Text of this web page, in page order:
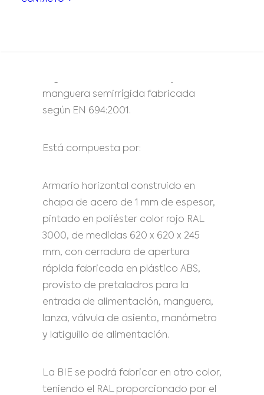
manguera semirrígida fabricada
según EN 694:2001.
Está compuesta por:
Armario horizontal construido en
chapa de acero de 1 mm de espesor,
pintado en poliéster color rojo RAL
3000, de medidas 620 x 620 x 245
mm, con cerradura de apertura
rápida fabricada en plástico ABS,
provisto de pretaladros para la
entrada de alimentación, manguera,
lanza, válvula de asiento, manómetro
y latiguillo de alimentación.
La BIE se podrá fabricar en otro color,
teniendo el RAL proporcionado por el